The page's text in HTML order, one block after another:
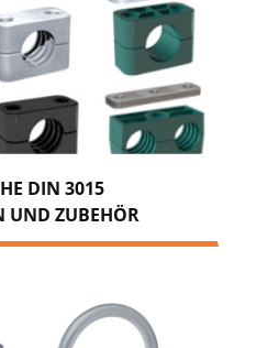
DIN 3015
UND ZUBEHÖR